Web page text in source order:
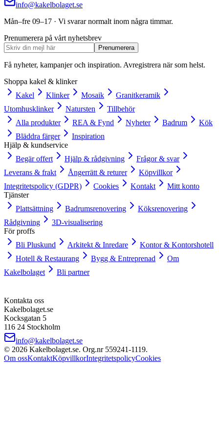
info@kakelbolaget.se
Mån–fre 09–17 · Vi svarar normalt inom några timmar.
Prenumerera på vårt nyhetsbrev
Prenumerera
Få nyheter, kampanjer och inspiration. Avregistrera när som helst.
Shoppa kakel & klinker
Kakel
Klinker Mosaik
Granitkeramik
Utomhusklinker
Natursten
Tillbehör
Alla produkter
REA & Fynd Nyheter Badrum
Kök
Bläddra färger
Inspiration
Hjälp & kundservice
Begär offert
Hjälp & rådgivning
Frågor & svar
Leverans & frakt
Ångerrätt & returer
Köpvillkor
Integritetspolicy (GDPR)
Cookies Kontakt
Mitt konto
Tjänster
Plattsättning
Badrumsrenovering
Köksrenovering
Rådgivning
3D-visualisering
För proffs
Bli Pluskund
Arkitekt & Inredare
Kontor & Kontorshotell
Hotell & Restaurang
Bygg & Entreprenad
Om
Kakelbolaget
Bli partner
Kontakta oss
Kakelbolaget.se
Kocksgatan 5
116 24 Stockholm
info@kakelbolaget.se
© 2026 Kakelbolaget.se. Org.nr 559241‑1119.
Om ossKontaktKöpvillkorIntegritetspolicyCookies